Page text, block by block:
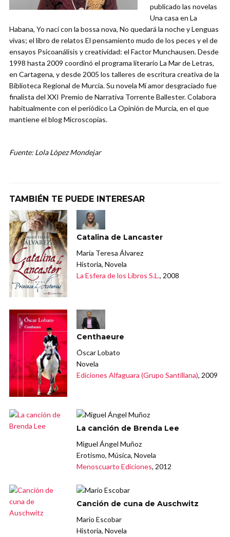
publicado las novelas
Una casa en La
Habana, Yo nací con la bossa nova, No quedará la noche y Lenguas
vivas; el libro de relatos El pensamiento mudo de los peces y el de
ensayos Psicoanálisis y creatividad: el Factor Munchausen. Desde
1998 hasta 2009 coordinó el programa literario La Mar de Letras,
en Cartagena, y desde 2005 los talleres de escritura creativa de la
Biblioteca Regional de Murcia. Su novela Mi amor desgraciado fue
finalista del XXI Premio de Narrativa Torrente Ballester. Colabora
habitualmente con el periódico La Opinión de Murcia, en el que
mantiene el blog Microscopías.
Fuente: Lola Lòpez Mondejar
TAMBIÉN TE PUEDE INTERESAR
Catalina de Lancaster
María Teresa Álvarez
Historia, Novela
La Esfera de los Libros S.L., 2008
Centhaeure
Óscar Lobato
Novela
Ediciones Alfaguara (Grupo Santillana), 2009
La canción de Brenda Lee
Miguel Ángel Muñoz
Erotismo, Música, Novela
Menoscuarto Ediciones, 2012
Canción de cuna de Auschwitz
Mario Escobar
Historia, Novela